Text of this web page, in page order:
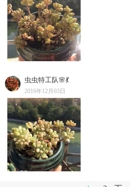
虫虫特工队🌸💃
2016年12月03日